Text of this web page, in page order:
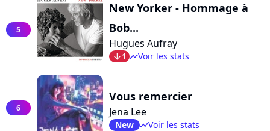
5
New Yorker - Hommage à
Bob...
Hugues Aufray
arrow_bot1 timelineVoir les stats
6
Vous remercier
Jena Lee
New timelineVoir les stats